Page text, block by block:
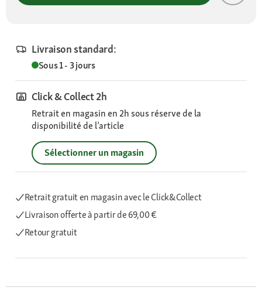
Livraison standard:
Sous 1 - 3 jours
Click & Collect 2h
Retrait en magasin en 2h sous réserve de la
disponibilité de l’article
Sélectionner un magasin
Retrait gratuit en magasin avec le Click&Collect
Livraison offerteà partir de 69,00 €
Retour gratuit